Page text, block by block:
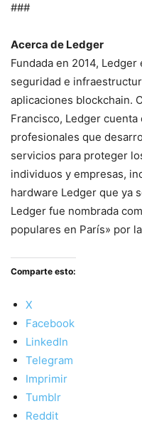
###
Acerca de Ledger
Fundada en 2014,
seguridad e
aplicaciones blockchain.
Francisco, Ledger
profesionales que
servicios para proteger
individuos y empresas,
hardware Ledger que ya
Ledger fue nombrada
populares en París» por
Comparte esto:
X
Facebook
LinkedIn
Telegram
Imprimir
Tumblr
Reddit